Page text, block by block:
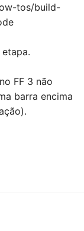
tos/build-
FF 3 não
barra encima